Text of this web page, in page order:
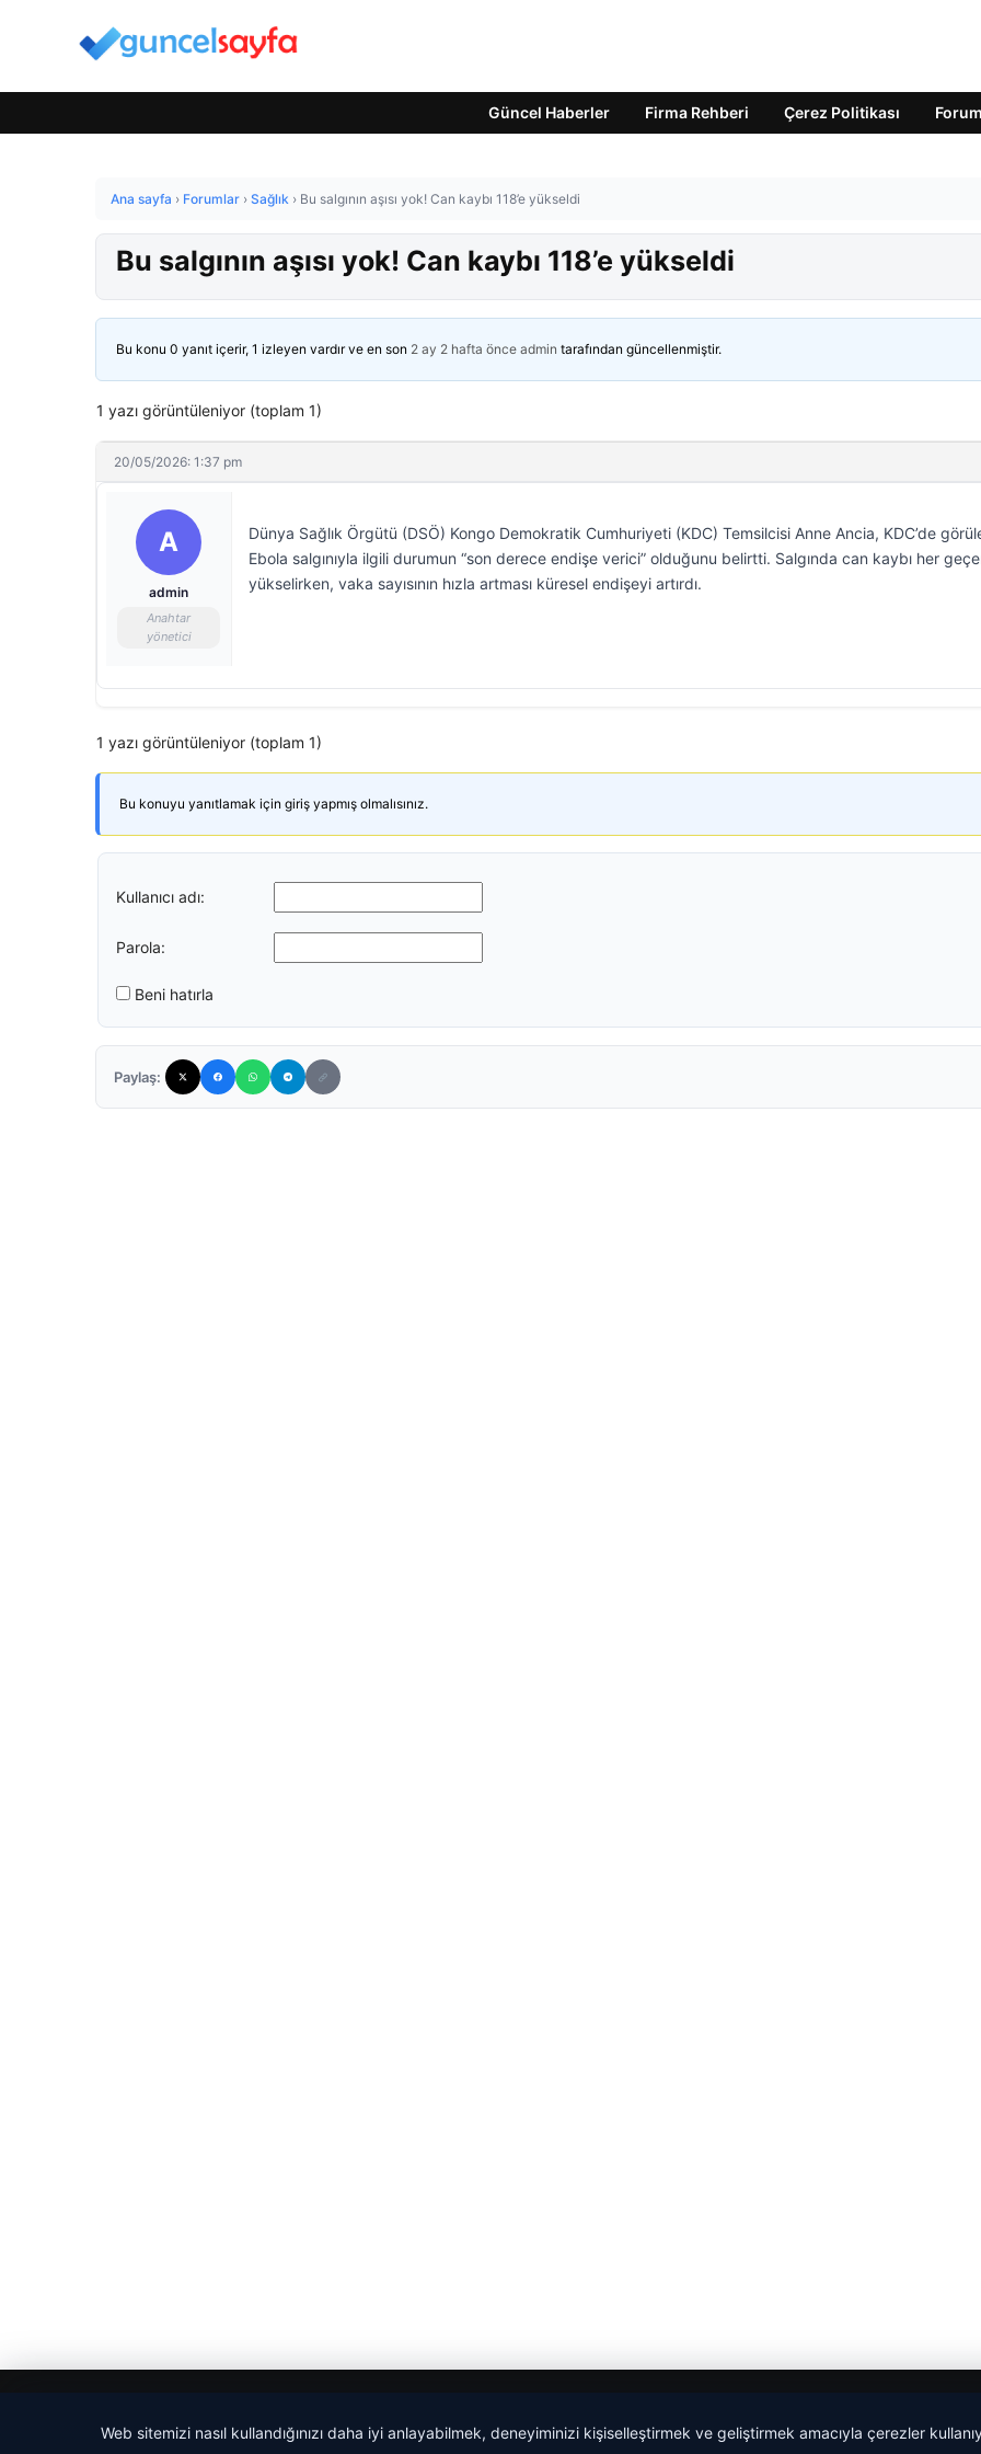
Güncel Haberler Firma Rehberi Çerez Politikası Forum
Ana sayfa › Forumlar › Sağlık › Bu salgının aşısı yok! Can kaybı 118’e yükseldi
Bu salgının aşısı yok! Can kaybı 118’e yükseldi
Bu konu 0 yanıt içerir, 1 izleyen vardır ve en son 2 ay 2 hafta önce admin tarafından güncellenmiştir.
1 yazı görüntüleniyor (toplam 1)
20/05/2026: 1:37 pm
A
admin
Anahtar
yönetici
Dünya Sağlık Örgütü (DSÖ) Kongo Demokratik Cumhuriyeti (KDC) Temsilcisi Anne Ancia, KDC’de
Ebola salgınıyla ilgili durumun “son derece endişe verici” olduğunu belirtti. Salgında can kaybı her
yükselirken, vaka sayısının hızla artması küresel endişeyi artırdı.
1 yazı görüntüleniyor (toplam 1)
Bu konuyu yanıtlamak için giriş yapmış olmalısınız.
Kullanıcı adı:
Parola:
Beni hatırla
Paylaş:
Web sitemizi nasıl kullandığınızı daha iyi anlayabilmek, deneyiminizi kişiselleştirmek ve geliştirmek amacıyla çerezler
malta dil okulları|lemagrup.com.tr